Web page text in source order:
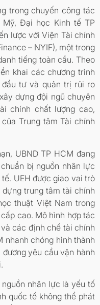
trong chuyến công tác
Đại học Kinh tế TP
lược với Viện Tài chính
– NYIF), một trong
tiếng toàn cầu. Theo
khai các chương trình
tư và quản trị rủi ro
dựng đội ngũ chuyên
chính chất lượng cao,
Trung tâm Tài chính
UBND TP HCM đang
bị nguồn nhân lực
UEH được giao vai trò
trung tâm tài chính
thuật Việt Nam trong
cao. Mô hình hợp tác
các định chế tài chính
nhanh chóng hình thành
yêu cầu vận hành
nhân lực là yếu tố
quốc tế không thể phát